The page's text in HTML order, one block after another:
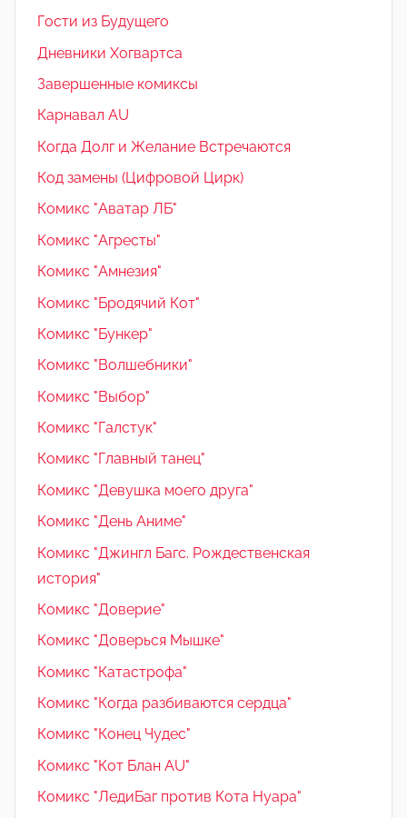
Гости из Будущего
Дневники Хогвартса
Завершенные комиксы
Карнавал AU
Когда Долг и Желание Встречаются
Код замены (Цифровой Цирк)
Комикс "Аватар ЛБ"
Комикс "Агресты"
Комикс "Амнезия"
Комикс "Бродячий Кот"
Комикс "Бункер"
Комикс "Волшебники"
Комикс "Выбор"
Комикс "Галстук"
Комикс "Главный танец"
Комикс "Девушка моего друга"
Комикс "День Аниме"
Комикс "Джингл Багс. Рождественская
история"
Комикс "Доверие"
Комикс "Доверься Мышке"
Комикс "Катастрофа"
Комикс "Когда разбиваются сердца"
Комикс "Конец Чудес"
Комикс "Кот Блан AU"
Комикс "ЛедиБаг против Кота Нуара"